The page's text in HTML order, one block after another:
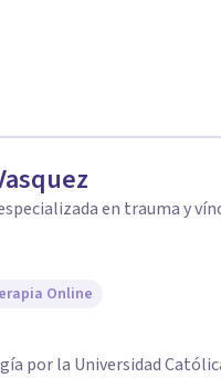
en trauma y
Online
por la Universidad